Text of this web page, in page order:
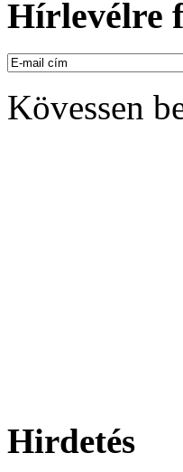
Hírlevélre
Kövessen
Hirdetés